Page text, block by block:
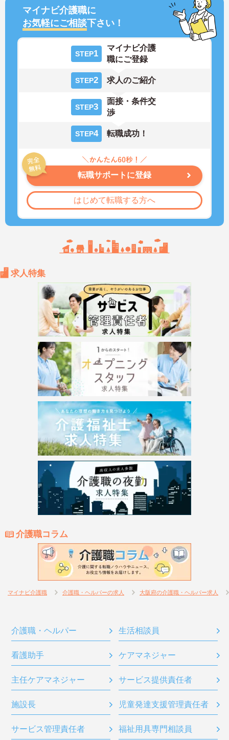
マイナビ介護職に
お気軽にご相談下さい！
STEP1
マイナビ介護
職にご登録
STEP2 求人のご紹介
STEP3
面接・条件交
渉
STEP4 転職成功！
転職サポートに登録
はじめて転職する方へ
求人特集
介護職コラム
マイナビ介護職 介護職・ヘルパーの求人 大阪府の介護職・ヘルパー求人
介護職・ヘルパー 生活相談員
看護助手 ケアマネジャー
主任ケアマネジャー サービス提供責任者
施設長 児童発達支援管理責任者
サービス管理責任者 福祉用具専門相談員